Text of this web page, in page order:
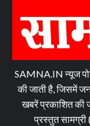
SAMNA.IN न्यूज
की जाती है, जिसमें
खबरें प्रकाशित की
प्रस्तुत सामग्री